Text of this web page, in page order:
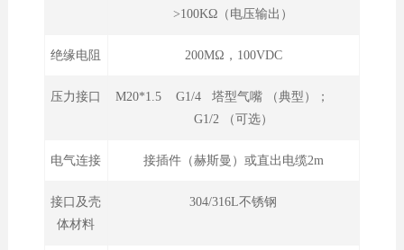
>100KΩ（电压输出）
绝缘电阻 200MΩ，100VDC
压力接口
M20*1.5 G1/4 塔型气嘴 （典型）；
G1/2 （可选）
电气连接 接插件（赫斯曼）或直出电缆2m
接口及壳
体材料
304/316L不锈钢